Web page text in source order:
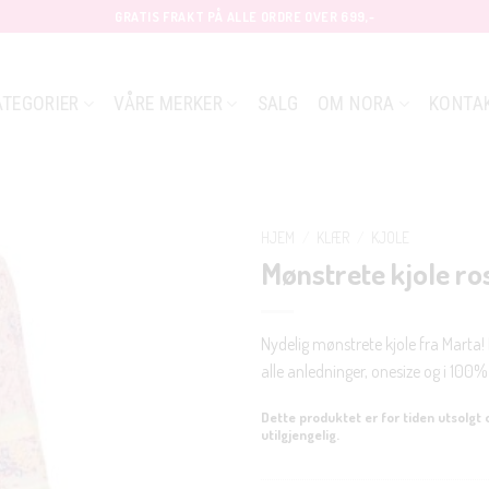
Mønstrete kjole
Nydelig mønstrete kjole fra Marta!
alle anledninger, onesize og i
Dette produktet er for tiden utsolgt
utilgjengelig.